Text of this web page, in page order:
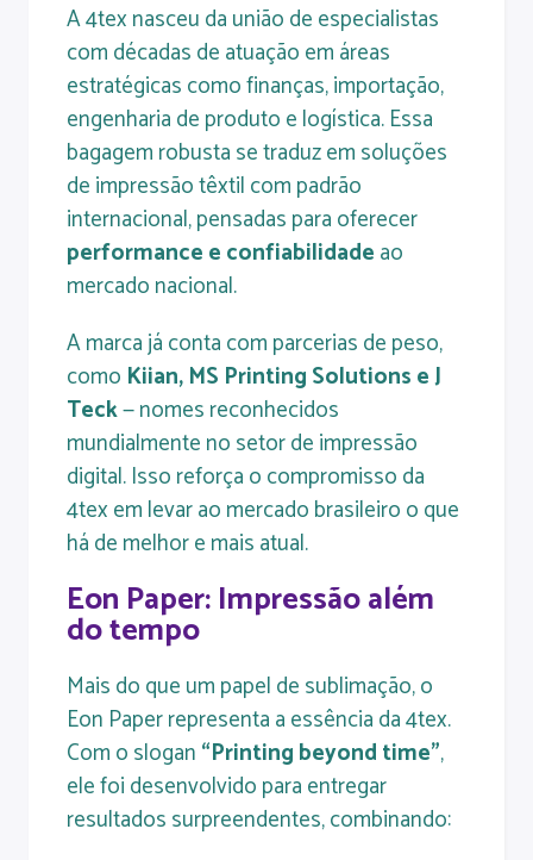
A 4tex nasceu da união de especialistas
com décadas de atuação em áreas
estratégicas como finanças, importação,
engenharia de produto e logística. Essa
bagagem robusta se traduz em soluções
de impressão têxtil com padrão
internacional, pensadas para oferecer
performance e confiabilidadeao
mercado nacional.
A marca já conta com parcerias de peso,
como Kiian, MS Printing Solutions e J
Teck— nomes reconhecidos
mundialmente no setor de impressão
digital. Isso reforça o compromisso da
4tex em levar ao mercado brasileiro o que
há de melhor e mais atual.
Eon Paper: Impressão além
do tempo
Mais do que um papel de sublimação, o
Eon Paper representa a essência da 4tex.
Com o slogan“Printing beyond time”,
ele foi desenvolvido para entregar
resultados surpreendentes, combinando: